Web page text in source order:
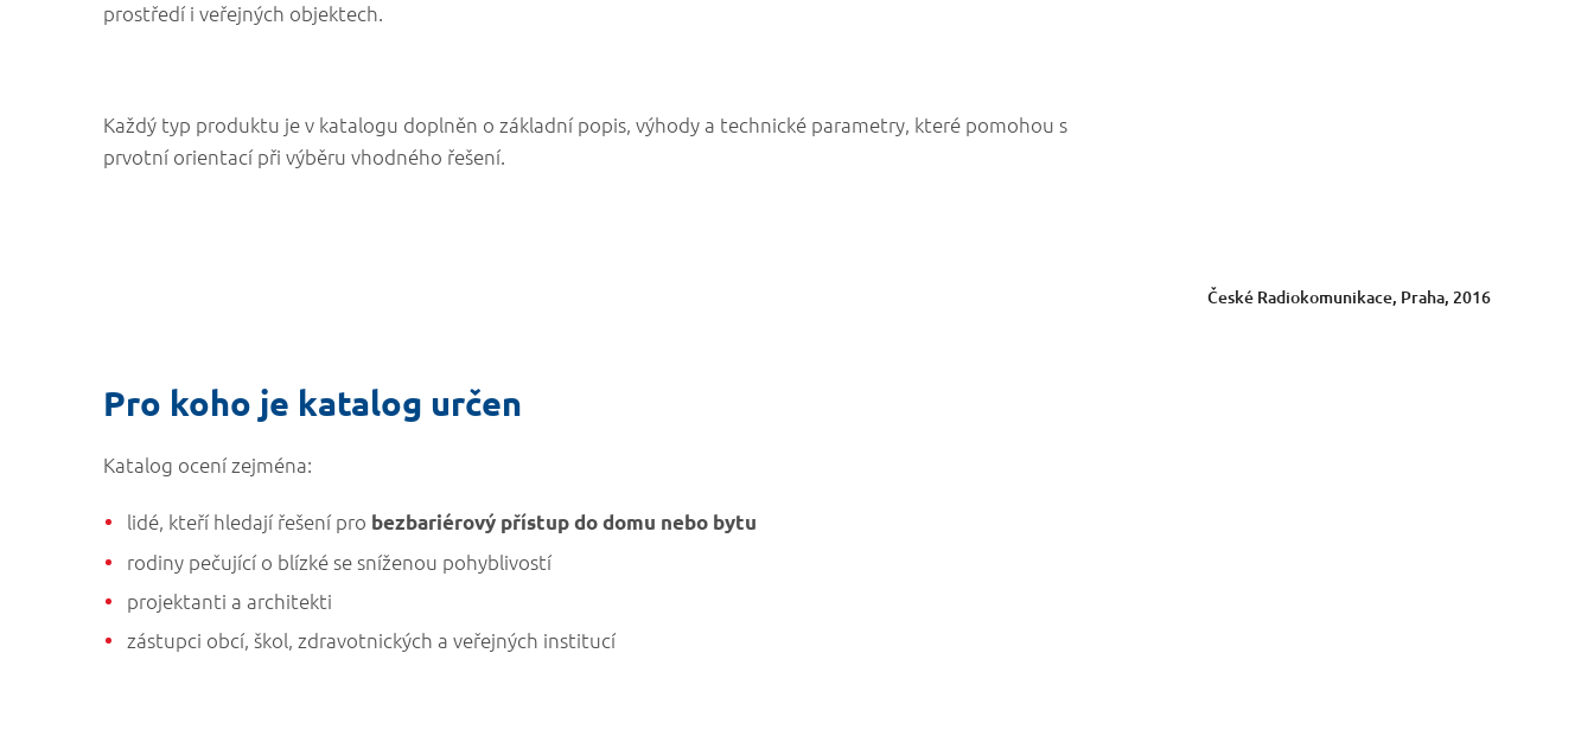
prostředí i veřejných objektech.
Každý typ produktu je v katalogu doplněn o základní popis, výhody a technické parametry, které pomohou s
prvotní orientací při výběru vhodného řešení.
České Radiokomunikace, Praha, 2016
Pro koho je katalog určen
Katalog ocení zejména:
lidé, kteří hledají řešení pro bezbariérový přístup do domu nebo bytu
rodiny pečující o blízké se sníženou pohyblivostí
projektanti a architekti
zástupci obcí, škol, zdravotnických a veřejných institucí